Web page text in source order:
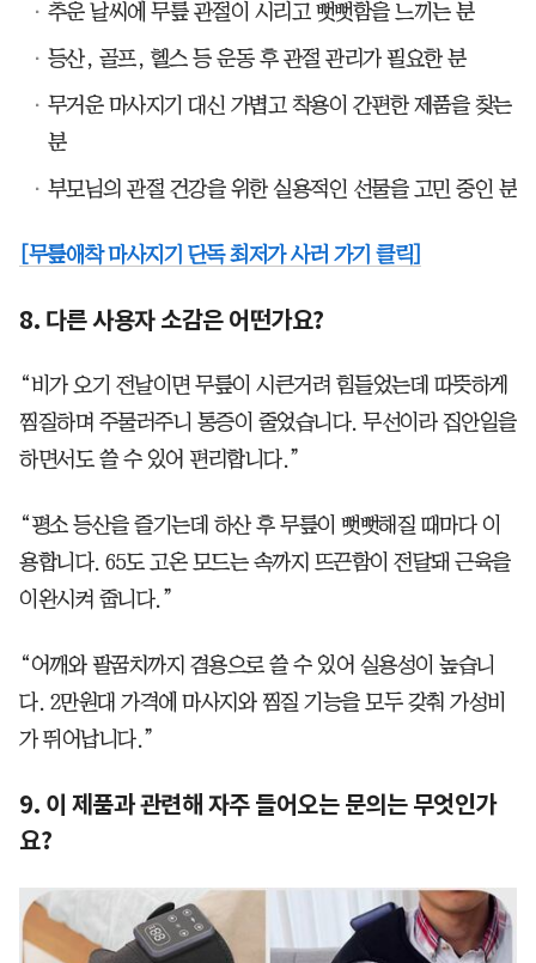
추운 날씨에 무릎 관절이 시리고 뻣뻣함을 느끼는 분
등산, 골프, 헬스 등 운동 후 관절 관리가 필요한 분
무거운 마사지기 대신 가볍고 착용이 간편한 제품을 찾는
분
부모님의 관절 건강을 위한 실용적인 선물을 고민 중인 분
[무릎애착 마사지기 단독 최저가 사러 가기 클릭]
8. 다른 사용자 소감은 어떤가요?
“비가 오기 전날이면 무릎이 시큰거려 힘들었는데 따뜻하게
찜질하며 주물러주니 통증이 줄었습니다. 무선이라 집안일을
하면서도 쓸 수 있어 편리합니다.”
“평소 등산을 즐기는데 하산 후 무릎이 뻣뻣해질 때마다 이
용합니다. 65도 고온 모드는 속까지 뜨끈함이 전달돼 근육을
이완시켜 줍니다.”
“어깨와 팔꿈치까지 겸용으로 쓸 수 있어 실용성이 높습니
다. 2만원대 가격에 마사지와 찜질 기능을 모두 갖춰 가성비
가 뛰어납니다.”
9. 이 제품과 관련해 자주 들어오는 문의는 무엇인가
요?